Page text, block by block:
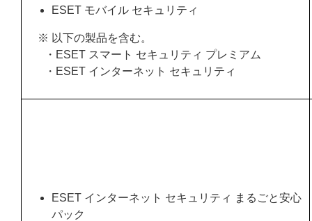
ESET モバイル セキュリティ
※ 以下の製品を含む。
・ESET スマート セキュリティ プレミアム
・ESET インターネット セキュリティ
ESET インターネット セキュリティ まるごと安心
パック